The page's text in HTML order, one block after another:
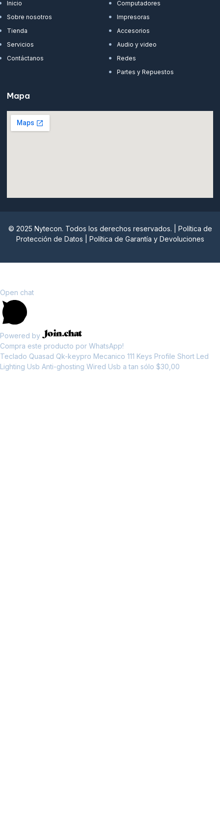
Inicio
Sobre nosotros
Tienda
Servicios
Contáctanos
Computadores
Impresoras
Accesorios
Audio y video
Redes
Partes y Repuestos
Mapa
© 2025 Nytecon. Todos los derechos reservados. | Política de
Protección de Datos
Política de Garantía y Devoluciones
Open chat
Powered by
Compra este producto por WhatsApp!
Teclado Quasad Qk-keypro Mecanico 111 Keys Profile Short Led
Lighting Usb Anti-ghosting Wired Usb a tan sólo $30,00